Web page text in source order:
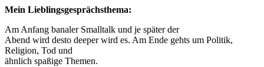
Mein Lieblingsgesprächsthema:
Am Anfang banaler Smalltalk und je später der
Abend wird desto deeper wird es. Am Ende gehts um Politik,
Religion, Tod und
ähnlich spaßige Themen.